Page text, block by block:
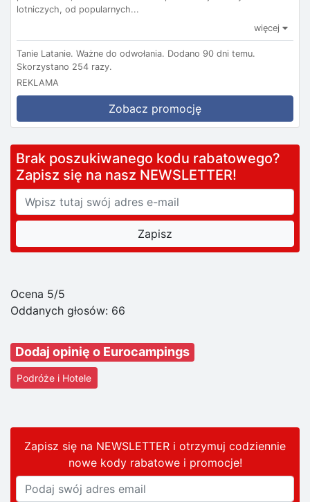
lotniczych, od popularnych...
więcej
Tanie Latanie. Ważne do odwołania. Dodano 90 dni temu.
Skorzystano 254 razy.
REKLAMA
Zobacz promocję
Brak poszukiwanego kodu rabatowego?
Zapisz się na nasz NEWSLETTER!
Ocena 5/5
Oddanych głosów: 66
Dodaj opinię o Eurocampings
Podróże i Hotele
Zapisz się na NEWSLETTER i otrzymuj codziennie
nowe kody rabatowei promocje!